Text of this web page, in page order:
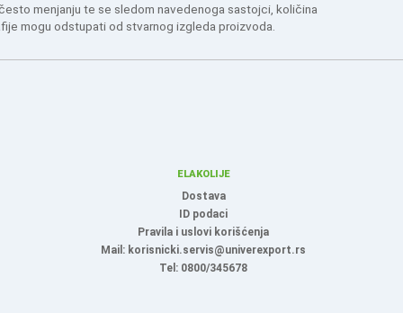
menjanju te se sledom navedenoga sastojci, količina
mogu odstupati od stvarnog izgleda proizvoda.
ELAKOLIJE
Dostava
ID podaci
Pravila i uslovi korišćenja
Mail: korisnicki.servis@univerexport.rs
Tel: 0800/345678